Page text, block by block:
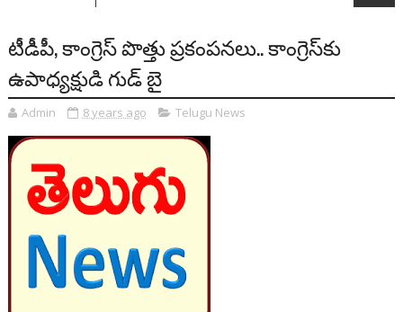
టీడీపీ, కాంగ్రెస్ పొత్తు ప్రకంపనలు.. కాంగ్రెస్‌కు
ఉపాధ్యక్షుడి గుడ్ బై
Admin 8 years ago Telugu News